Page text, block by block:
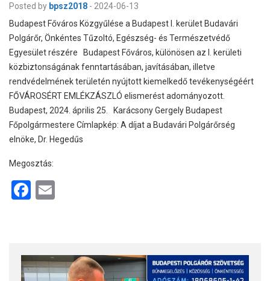
Posted by bpsz2018 - 2024-06-13
Budapest Főváros Közgyűlése a Budapest I. kerület Budavári
Polgárőr, Önkéntes Tűzoltó, Egészség- és Természetvédő
Egyesület részére Budapest Főváros, különösen az I. kerületi
közbiztonságának fenntartásában, javításában, illetve
rendvédelmének területén nyújtott kiemelkedő tevékenységéért
FŐVÁROSÉRT EMLÉKZÁSZLÓ elismerést adományozott.
Budapest, 2024. április 25. Karácsony Gergely Budapest
Főpolgármestere Címlapkép: A díjat a Budavári Polgárőrség
elnöke, Dr. Hegedűs
Megosztás:
F
o